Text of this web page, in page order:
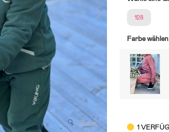
Zoom
128
Farbe
1